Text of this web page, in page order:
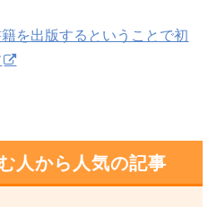
を出版するということで初
人から人気の記事